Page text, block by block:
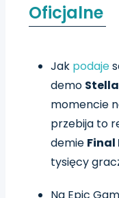
Oficjalne
Jak podaje
demo
momencie
przebija to
demie Final
tysięcy
Na Epic